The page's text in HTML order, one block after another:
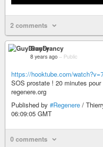
2 comments
GuyDrancy
8 years ago – Public
https://hooktube.com/
SOS prostate ! 20 minutes
regenere.org
Published by #Regenere /
06:09:05 GMT
0 comments